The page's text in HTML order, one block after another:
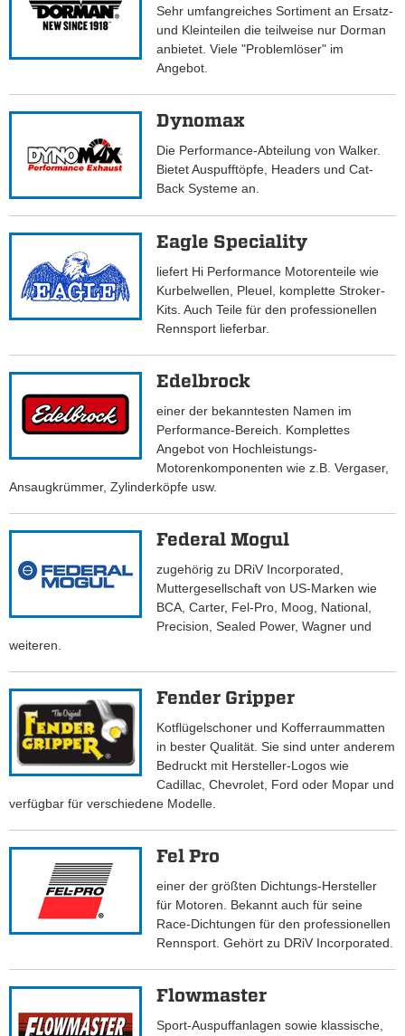
Sehr umfangreiches Sortiment an Ersatz-
und Kleinteilen die teilweise nur Dorman
anbietet. Viele "Problemlöser" im
Angebot.
Dynomax
Die Performance-Abteilung von Walker.
Bietet Auspufftöpfe, Headers und Cat-
Back Systeme an.
Eagle Speciality
liefert Hi Performance Motorenteile wie
Kurbelwellen, Pleuel, komplette Stroker-
Kits. Auch Teile für den professionellen
Rennsport lieferbar.
Edelbrock
einer der bekanntesten Namen im
Performance-Bereich. Komplettes
Angebot von Hochleistungs-
Motorenkomponenten wie z.B. Vergaser,
Ansaugkrümmer, Zylinderköpfe usw.
Federal Mogul
zugehörig zu DRiV Incorporated,
Muttergesellschaft von US-Marken wie
BCA, Carter, Fel-Pro, Moog, National,
Precision, Sealed Power, Wagner und
weiteren.
Fender Gripper
Kotflügelschoner und Kofferraummatten
in bester Qualität. Sie sind unter anderem
Bedruckt mit Hersteller-Logos wie
Cadillac, Chevrolet, Ford oder Mopar und
verfügbar für verschiedene Modelle.
Fel Pro
einer der größten Dichtungs-Hersteller
für Motoren. Bekannt auch für seine
Race-Dichtungen für den professionellen
Rennsport. Gehört zu DRiV Incorporated.
Flowmaster
Sport-Auspuffanlagen sowie klassische,